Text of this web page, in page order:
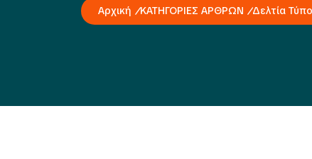
Αρχική ΚΑΤΗΓΟΡΙΕΣ ΑΡΘΡΩΝ Δελτία